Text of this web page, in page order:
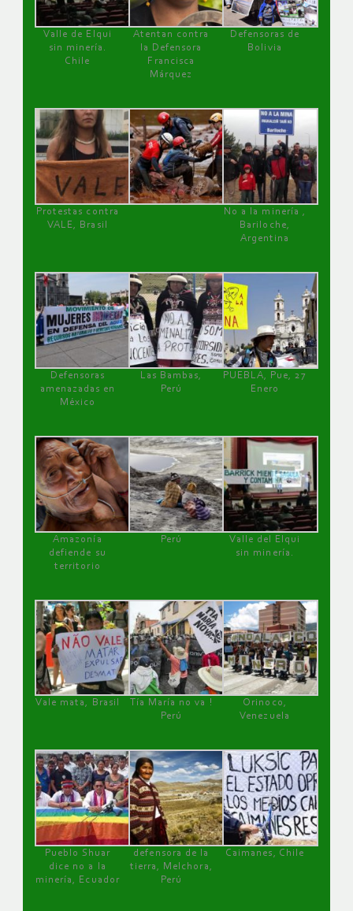
Valle de Elqui
sin minería.
Chile
Atentan contra
la Defensora
Francisca
Márquez
Defensoras de
Bolivia
Protestas contra
VALE, Brasil
No a la minería ,
Bariloche,
Argentina
Defensoras
amenazadas en
México
Las Bambas,
Perú
PUEBLA, Pue, 27
Enero
Amazonía
defiende su
territorio
Perú
Valle del Elqui
sin minería.
Vale mata, Brasil
Tía María no va !
Perú
Orinoco,
Venezuela
Pueblo Shuar
dice no a la
minería, Ecuador
defensora de la
tierra, Melchora,
Perú
Caimanes, Chile